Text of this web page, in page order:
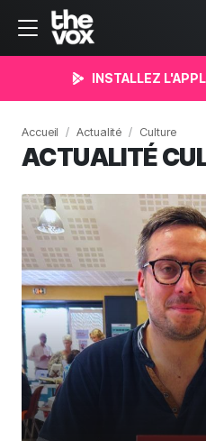
INSTALLEZ
Accueil Actualité Culture
ACTUALITÉ